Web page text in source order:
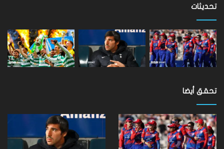
مستوى
العالم
تحديثات
تحقق أيضا